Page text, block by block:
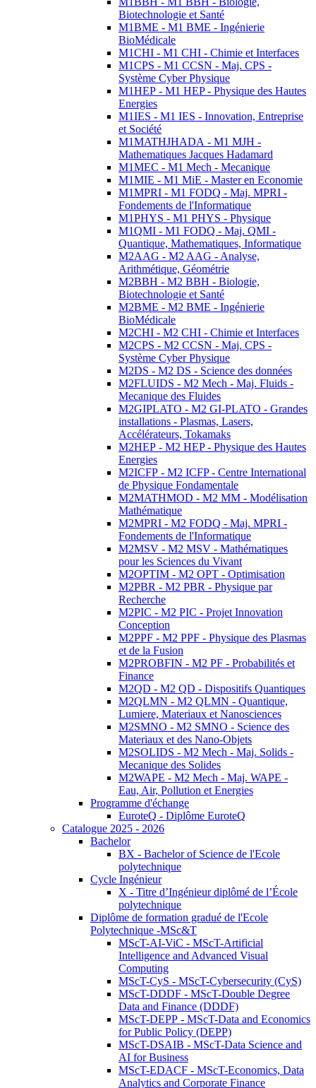
Biotechnologie et Santé
M1BME - M1 BME - Ingénierie
BioMédicale
M1CHI - M1 CHI - Chimie et Interfaces
M1CPS - M1 CCSN - Maj. CPS -
Système Cyber Physique
M1HEP - M1 HEP - Physique des Hautes
Energies
M1IES - M1 IES - Innovation, Entreprise
et Société
M1MATHJHADA - M1 MJH -
Mathematiques Jacques Hadamard
M1MEC - M1 Mech - Mecanique
M1MIE - M1 MiE - Master en Economie
M1MPRI - M1 FODQ - Maj. MPRI -
Fondements de l'Informatique
M1PHYS - M1 PHYS - Physique
M1QMI - M1 FODQ - Maj. QMI -
Quantique, Mathematiques, Informatique
M2AAG - M2 AAG - Analyse,
Arithmétique, Géométrie
M2BBH - M2 BBH - Biologie,
Biotechnologie et Santé
M2BME - M2 BME - Ingénierie
BioMédicale
M2CHI - M2 CHI - Chimie et Interfaces
M2CPS - M2 CCSN - Maj. CPS -
Système Cyber Physique
M2DS - M2 DS - Science des données
M2FLUIDS - M2 Mech - Maj. Fluids -
Mecanique des Fluides
M2GIPLATO - M2 GI-PLATO - Grandes
installations - Plasmas, Lasers,
Accélérateurs, Tokamaks
M2HEP - M2 HEP - Physique des Hautes
Energies
M2ICFP - M2 ICFP - Centre International
de Physique Fondamentale
M2MATHMOD - M2 MM - Modélisation
Mathématique
M2MPRI - M2 FODQ - Maj. MPRI -
Fondements de l'Informatique
M2MSV - M2 MSV - Mathématiques
pour les Sciences du Vivant
M2OPTIM - M2 OPT - Optimisation
M2PBR - M2 PBR - Physique par
Recherche
M2PIC - M2 PIC - Projet Innovation
Conception
M2PPF - M2 PPF - Physique des Plasmas
et de la Fusion
M2PROBFIN - M2 PF - Probabilités et
Finance
M2QD - M2 QD - Dispositifs Quantiques
M2QLMN - M2 QLMN - Quantique,
Lumiere, Materiaux et Nanosciences
M2SMNO - M2 SMNO - Science des
Materiaux et des Nano-Objets
M2SOLIDS - M2 Mech - Maj. Solids -
Mecanique des Solides
M2WAPE - M2 Mech - Maj. WAPE -
Eau, Air, Pollution et Energies
Programme d'échange
EuroteQ - Diplôme EuroteQ
Catalogue 2025 - 2026
Bachelor
BX - Bachelor of Science de l'Ecole
polytechnique
Cycle Ingénieur
X - Titre d’Ingénieur diplômé de l’École
polytechnique
Diplôme de formation gradué de l'Ecole
Polytechnique -MSc&T
MScT-AI-ViC - MScT-Artificial
Intelligence and Advanced Visual
Computing
MScT-CyS - MScT-Cybersecurity (CyS)
MScT-DDDF - MScT-Double Degree
Data and Finance (DDDF)
MScT-DEPP - MScT-Data and Economics
for Public Policy (DEPP)
MScT-DSAIB - MScT-Data Science and
AI for Business
MScT-EDACF - MScT-Economics, Data
Analytics and Corporate Finance